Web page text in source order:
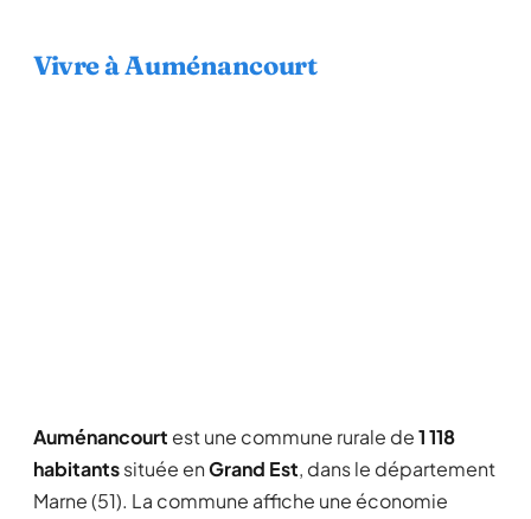
Vivre à Auménancourt
Auménancourt est une commune rurale de1 118
habitantssituée enGrand Est, dans le département
Marne (51). La commune affiche une économie